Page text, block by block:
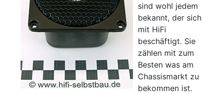
sind wohl jedem
bekannt, der sich
mit HiFi
beschäftigt. Sie
zählen mit zum
Besten was am
Chassismarkt zu
bekommen ist.